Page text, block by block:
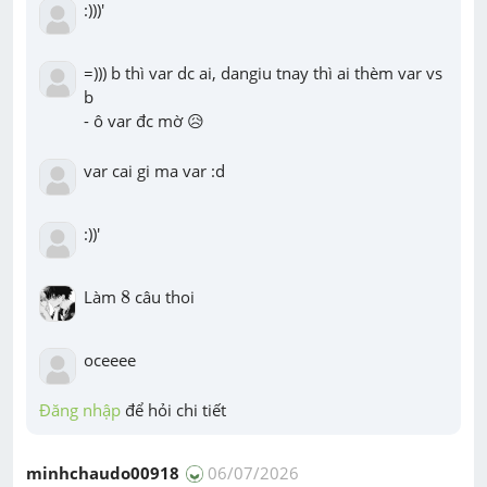
:)))'
=))) b thì var dc ai, dangiu tnay thì ai thèm var vs
b
- ô var đc mờ 😥
var cai gi ma var :d
:))'
Làm 8
8 câu thoi
oceeee
Đăng nhập để hỏi chi tiết
minhchaudo00918 06/07/2026